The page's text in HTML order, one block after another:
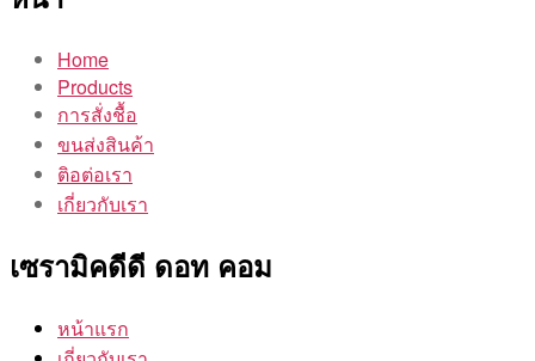
Home
Products
การสั่งชื้อ
ขนส่งสินค้า
ติอต่อเรา
เกี่ยวกับเรา
เซรามิคดีดี ดอท คอม
หน้าแรก